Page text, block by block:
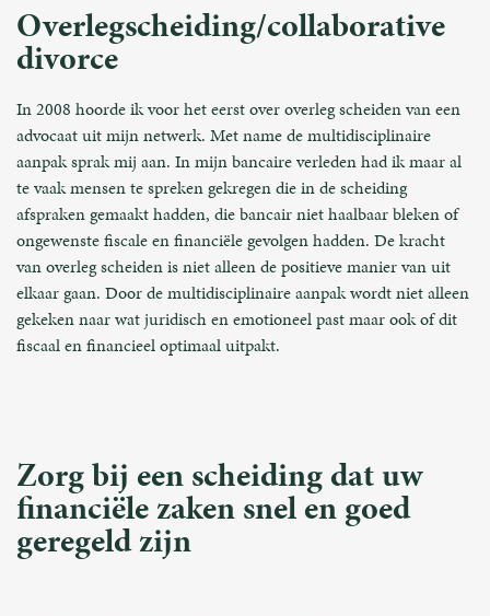
Overlegscheiding/collaborative
divorce
In 2008 hoorde ik voor het eerst over overleg scheiden van een
advocaat uit mijn netwerk. Met name de multidisciplinaire
aanpak sprak mij aan. In mijn bancaire verleden had ik maar al
te vaak mensen te spreken gekregen die in de scheiding
afspraken gemaakt hadden, die bancair niet haalbaar bleken of
ongewenste fiscale en financiële gevolgen hadden. De kracht
van overleg scheiden is niet alleen de positieve manier van uit
elkaar gaan. Door de multidisciplinaire aanpak wordt niet alleen
gekeken naar wat juridisch en emotioneel past maar ook of dit
fiscaal en financieel optimaal uitpakt.
Zorg bij een scheiding dat uw
financiële zaken snel en goed
geregeld zijn